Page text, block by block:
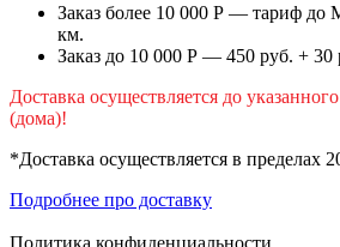
Заказ более 10 000 Р — тариф до
км.
Заказ до 10 000 Р — 450 руб. + 30
Доставка осуществляется до
(дома)!
*Доставка осуществляется в
Подробнее про доставку
Политика конфиденциальности